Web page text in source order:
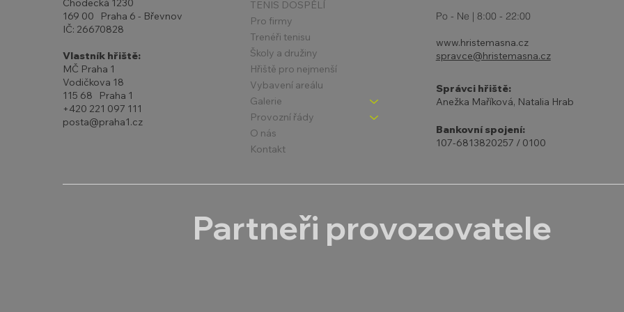
Chodecká 1230
169 00 Praha 6 - Břevnov
IČ: 26670828
Vlastník hřiště:
MČ Praha 1
Vodičkova 18
115 68 Praha 1
+420 221 097 111
posta@praha1.cz
TENIS DOSPĚLÍ
Pro firmy
Trenéři tenisu
Školy a družiny
Hřiště pro nejmenší
Vybavení areálu
Galerie
Provozní řády
O nás
Kontakt
Po - Ne | 8:00 - 22:00
www.hristemasna.cz
spravce@hristemasna.cz
Správci hřiště:
Anežka Maříková, Natalia Hrab
Bankovní spojení:
107-6813820257 / 0100
Partneři provozovatele